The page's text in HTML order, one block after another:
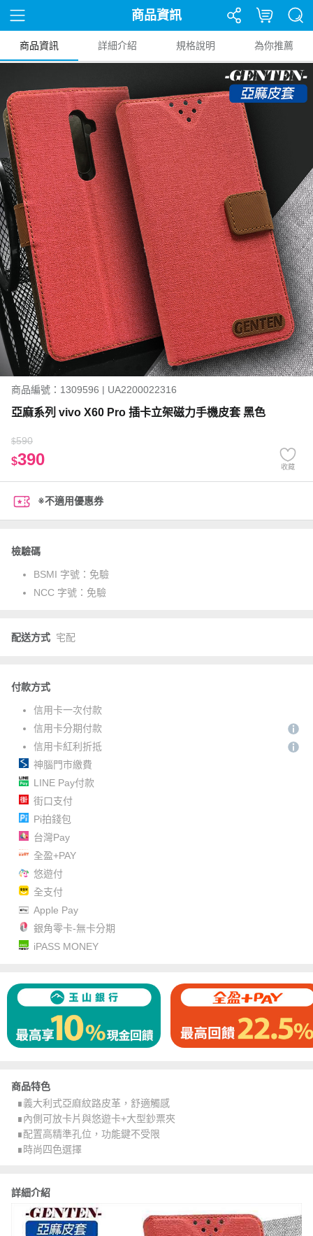
商品資訊
商品資訊 詳細介紹 規格說明 為你推薦
商品編號：1309596 | UA2200022316
亞麻系列 vivo X60 Pro 插卡立架磁力手機皮套 黑色
$590
$390 收藏
※不適用優惠券
檢驗碼
BSMI 字號： 免驗
NCC 字號： 免驗
配送方式 宅配
付款方式
信用卡一次付款
信用卡分期付款
信用卡紅利折抵
神腦門市繳費
LINE Pay付款
街口支付
Pi拍錢包
台灣Pay
全盈+PAY
悠遊付
全支付
Apple Pay
銀角零卡-無卡分期
iPASS MONEY
商品特色
∎義大利式亞麻紋路皮革，舒適觸感
∎內側可放卡片與悠遊卡+大型鈔票夾
∎配置高精準孔位，功能鍵不受限
∎時尚四色選擇
詳細介紹